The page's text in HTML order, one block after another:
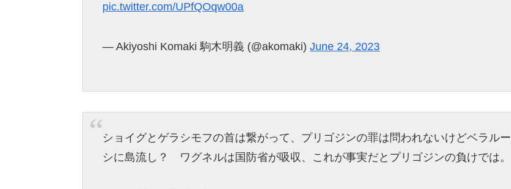
pic.twitter.com/UPfQOqw00a
— Akiyoshi Komaki 駒木明義 (@akomaki)June 24, 2023
ショイグとゲラシモフの首は繋がって、プリゴジンの罪は問われないけどベラルー
シに島流し？ ワグネルは国防省が吸収、これが事実だとプリゴジンの負けでは。